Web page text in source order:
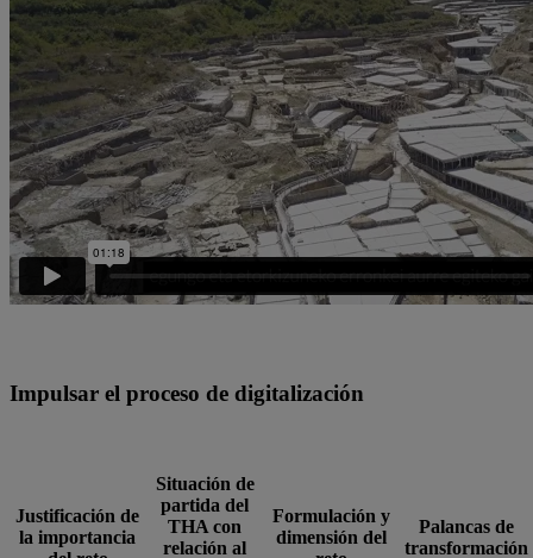
Impulsar el proceso de digitalización
Justificación de
la importancia
Situación de
partida del
THA con
relación al
Formulación y
dimensión del
Palancas de
transformación